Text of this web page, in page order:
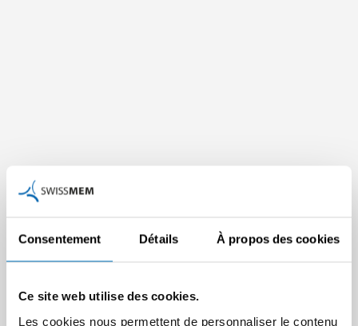
Consentement Détails À propos des cookies
Ce site web utilise des cookies.
Les cookies nous permettent de personnaliser le contenu
Pour Martin Hirzel, président de Swissmem, il apparaît
clairement que le regroupement des formations
de développement ont pu être considérablement
accélérés. Mais il est également conscient que les délais